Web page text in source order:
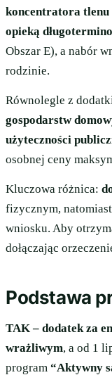
koncentratora
opieką
Obszar E), a nabór
rodzinie.
Równolegle z
gospodarstw
użyteczności
osobnej ceny
Kluczowa różnica:
fizycznym, natomiast
wniosku. Aby
dołączając
Podstawa
TAK – dodatek za
wrażliwym, a od 1
program “Aktywny